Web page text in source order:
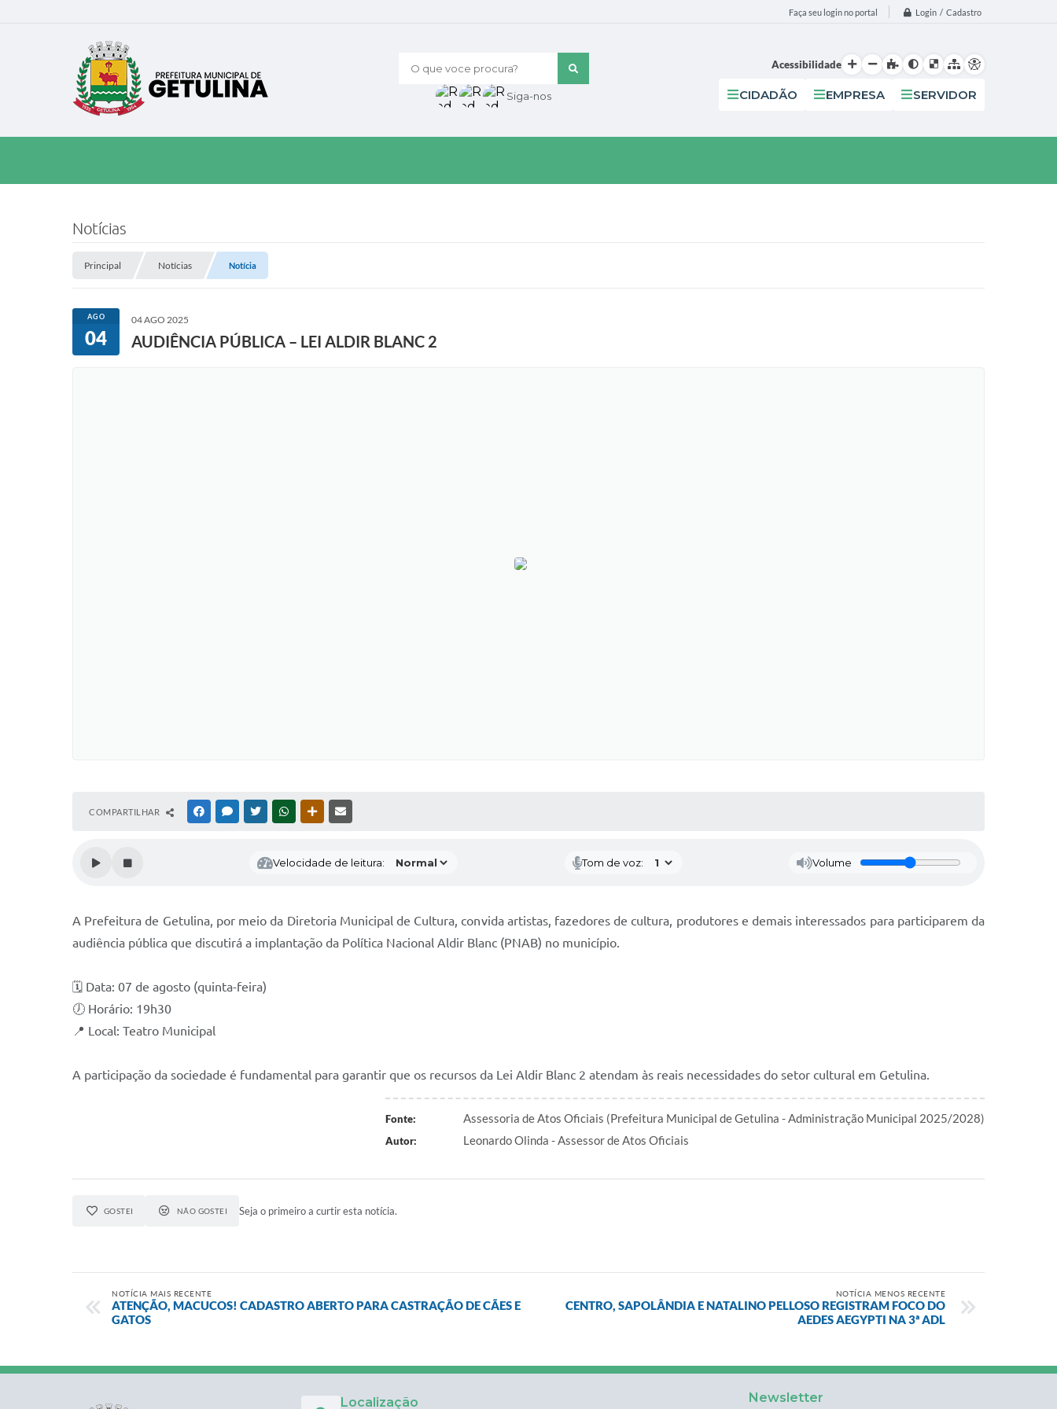
Faça seu login no portal Login / Cadastro
O que voce procura?
Siga-nos
Acessibilidade
CIDADÃO EMPRESA SERVIDOR
Notícias
Principal Notícias Notícia
AGO
04
04 AGO 2025
AUDIÊNCIA PÚBLICA – LEI ALDIR BLANC 2
COMPARTILHAR FACEBOOKMESSENGER
TWITTERWHATSAPPOUTRAS MÍDIAS
Velocidade de leitura: Tom de voz: Volume
A Prefeitura de Getulina, por meio da Diretoria Municipal de Cultura, convida artistas, fazedores de cultura, produtores e demais interessados para participarem da
audiência pública que discutirá a implantação da Política Nacional Aldir Blanc (PNAB) no município.
🗓 Data: 07 de agosto (quinta-feira)
🕖 Horário: 19h30
📍 Local: Teatro Municipal
A participação da sociedade é fundamental para garantir que os recursos da Lei Aldir Blanc 2 atendam às reais necessidades do setor cultural em Getulina.
Fonte: Assessoria de Atos Oficiais (Prefeitura Municipal de Getulina - Administração Municipal 2025/2028)
Autor: Leonardo Olinda - Assessor de Atos Oficiais
GOSTEI NÃO GOSTEI Seja o primeiro a curtir esta notícia.
NOTÍCIA MAIS RECENTE
ATENÇÃO, MACUCOS! CADASTRO ABERTO PARA CASTRAÇÃO DE CÃES E
GATOS
NOTÍCIA MENOS RECENTE
CENTRO, SAPOLÂNDIA E NATALINO PELLOSO REGISTRAM FOCO DO
AEDES AEGYPTI NA 3ª ADL
Localização Newsletter